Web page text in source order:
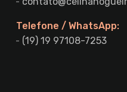
Telefone / WhatsApp:
(19) 19 97108-7253